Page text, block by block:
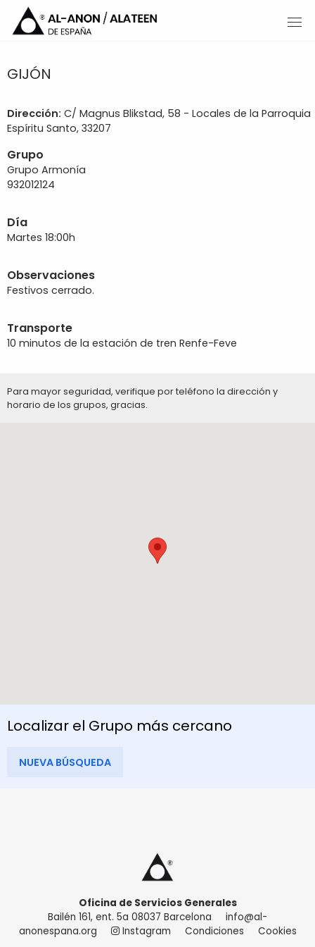
Localizar el Grupo más cercano
NUEVA BÚSQUEDA
GIJÓN
Dirección: C/ Magnus Blikstad, 58 - Locales de la Parroquia
Espíritu Santo, 33207
Grupo
Grupo Armonía
932012124
Día
Martes 18:00h
Observaciones
Festivos cerrado.
Transporte
10 minutos de la estación de tren Renfe-Feve
Para mayor seguridad, verifique por teléfono la dirección y
horario de los grupos, gracias.
Oficina de Servicios Generales
Bailén 161, ent. 5a 08037 Barcelona
info@al-
anonespana.org
Instagram Condiciones Cookies